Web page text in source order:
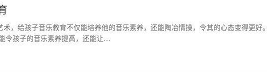
，给孩子音乐教育不仅能培养他的音乐素养，还能陶冶情操，令其的心态变得更好
令孩子的音乐素养提高，还能让…